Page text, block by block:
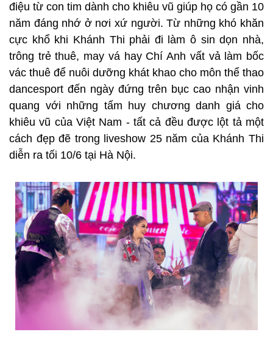
điệu từ con tim dành cho khiêu vũ giúp họ có gần 10
năm đáng nhớ ở nơi xứ người. Từ những khó khăn
cực khổ khi Khánh Thi phải đi làm ô sin dọn nhà,
trông trẻ thuê, may vá hay Chí Anh vất vả làm bốc
vác thuê để nuôi dưỡng khát khao cho môn thể thao
dancesport đến ngày đứng trên bục cao nhận vinh
quang với những tấm huy chương danh giá cho
khiêu vũ của Việt Nam - tất cả đều được lột tả một
cách đẹp đẽ trong liveshow 25 năm của Khánh Thi
diễn ra tối 10/6 tại Hà Nội.